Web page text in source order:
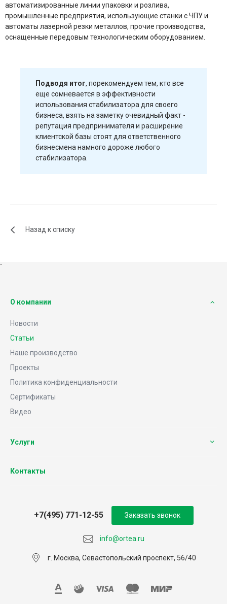
автоматизированные линии упаковки и розлива,
промышленные предприятия, использующие станки с ЧПУ и
автоматы лазерной резки металлов, прочие производства,
оснащенные передовым технологическим оборудованием.
Подводя итог, порекомендуем тем, кто все
еще сомневается в эффективности
использования стабилизатора для своего
бизнеса, взять на заметку очевидный факт -
репутация предпринимателя и расширение
клиентской базы стоят для ответственного
бизнесмена намного дороже любого
стабилизатора.
Назад к списку
`
О компании
Новости
Статьи
Наше производство
Проекты
Политика конфиденциальности
Сертификаты
Видео
Услуги
Контакты
info@ortea.ru
+7(495) 771-12-55
г. Москва, Севастопольский проспект, 56/40
Заказать звонок